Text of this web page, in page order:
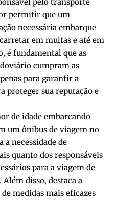
permitir que um
necessária embarque
em multas e até em
é fundamental que as
cumpram as
para garantir a
proteger sua reputação e
de idade embarcando
um ônibus de viagem no
necessidade de
quanto dos responsáveis
para a viagem de
disso, destaca a
medidas mais eficazes